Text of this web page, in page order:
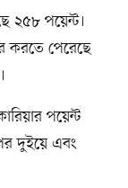
২৫৮ পয়েন্ট।
করতে পেরেছে
পয়েন্ট
দুইয়ে এবং